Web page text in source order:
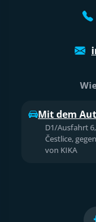
Mit dem
D1/Ausfahrt 6,
Čestlice,
von KIKA